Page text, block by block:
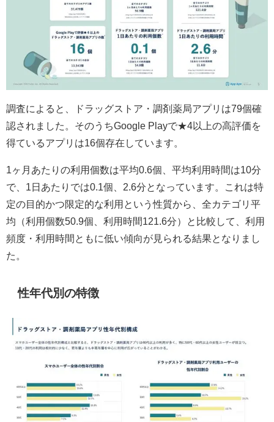
調査によると、ドラッグストア・調剤薬局アプリは79個確
認されました。そのうちGoogle Playで★4以上の高評価を
得ているアプリは16個存在しています。
1ヶ月あたりの利用個数は平均0.6個、平均利用時間は10分
で、1日あたりでは0.1個、2.6分となっています。これは特
定の目的かつ限定的な利用という性質から、全カテゴリ平
均（利用個数50.9個、利用時間121.6分）と比較して、利用
頻度・利用時間ともに低い傾向が見られる結果となりまし
た。
性年代別の特徴